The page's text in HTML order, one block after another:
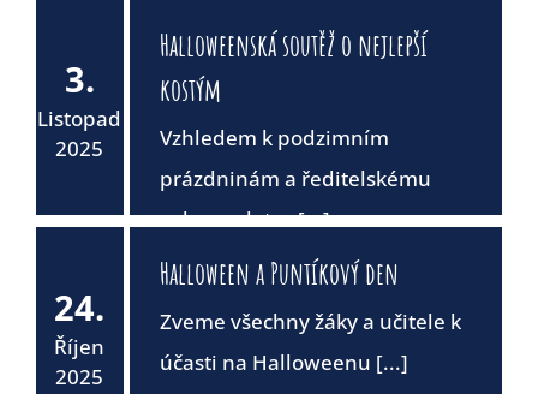
3.
Listopad
2025
Halloweenská soutěž o nejlepší
kostým
Vzhledem k podzimním
prázdninám a ředitelskému
volnu se letos [...]
24.
Říjen
2025
Halloween a Puntíkový den
Zveme všechny žáky a učitele k
účasti na Halloweenu [...]